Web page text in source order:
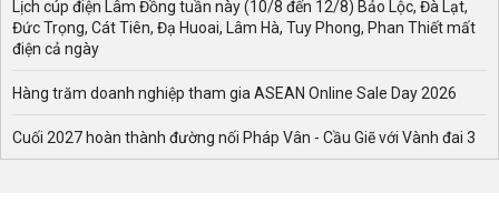
Lịch cúp điện Lâm Đồng tuần này (10/8 đến 12/8) Bảo Lộc, Đà Lạt,
Đức Trọng, Cát Tiên, Đạ Huoai, Lâm Hà, Tuy Phong, Phan Thiết mất
điện cả ngày
Hàng trăm doanh nghiệp tham gia ASEAN Online Sale Day 2026
Cuối 2027 hoàn thành đường nối Pháp Vân - Cầu Giẽ với Vành đai 3